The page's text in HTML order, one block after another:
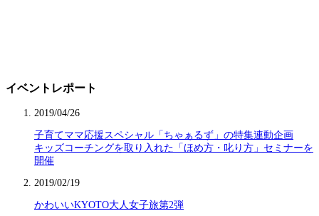
イベントレポート
2019/04/26
子育てママ応援スペシャル「ちゃぁるず」の特集連動企画
キッズコーチングを取り入れた「ほめ方・叱り方」セミナーを
開催
2019/02/19
かわいいKYOTO大人女子旅第2弾